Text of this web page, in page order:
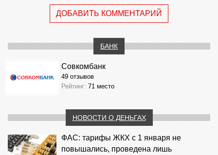
ДОБАВИТЬ КОММЕНТАРИЙ
БАНК
Совкомбанк
49 отзывов
Рейтинг: 71 место
НОВОСТИ О ДЕНЬГАХ
ФАС: тарифы ЖКХ с 1 января не
повышались, проведена лишь